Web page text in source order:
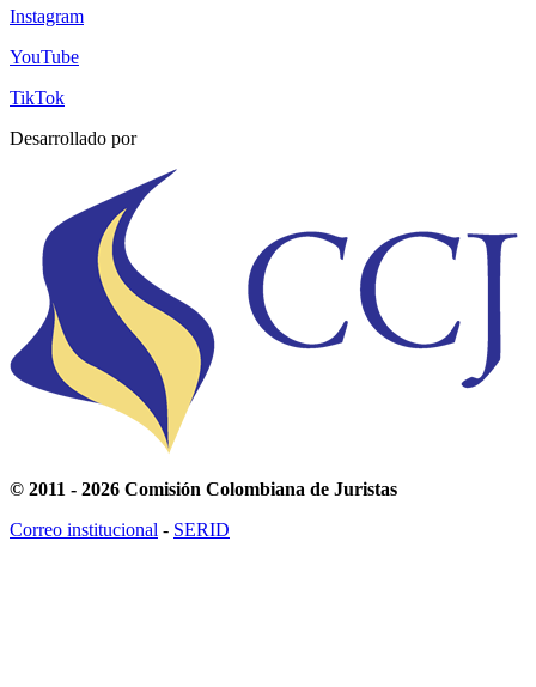
Instagram
YouTube
TikTok
Desarrollado por
© 2011 - 2026 Comisión Colombiana de Juristas
Correo institucional - SERID